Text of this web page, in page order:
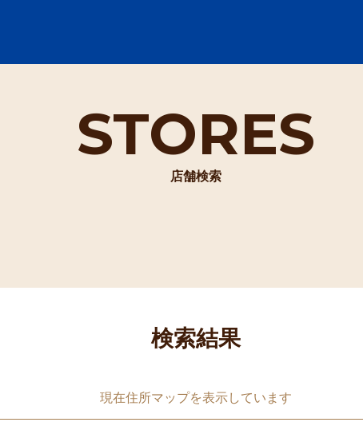
STORES
店舗検索
検索結果
現在住所マップを表示しています